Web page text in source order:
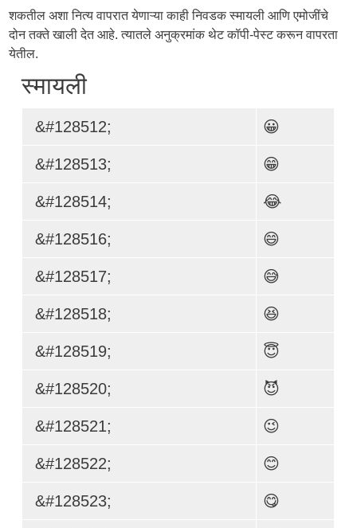
शकतील अशा नित्य वापरात येणाऱ्या काही निवडक स्मायली आणि एमोजींचे
दोन तक्ते खाली देत आहे. त्यातले अनुक्रमांक थेट कॉपी-पेस्ट करून वापरता
येतील.
स्मायली
&#128512; 😀
&#128513; 😁
&#128514; 😂
&#128516; 😄
&#128517; 😅
&#128518; 😆
&#128519; 😇
&#128520; 😈
&#128521; 😉
&#128522; 😊
&#128523; 😋